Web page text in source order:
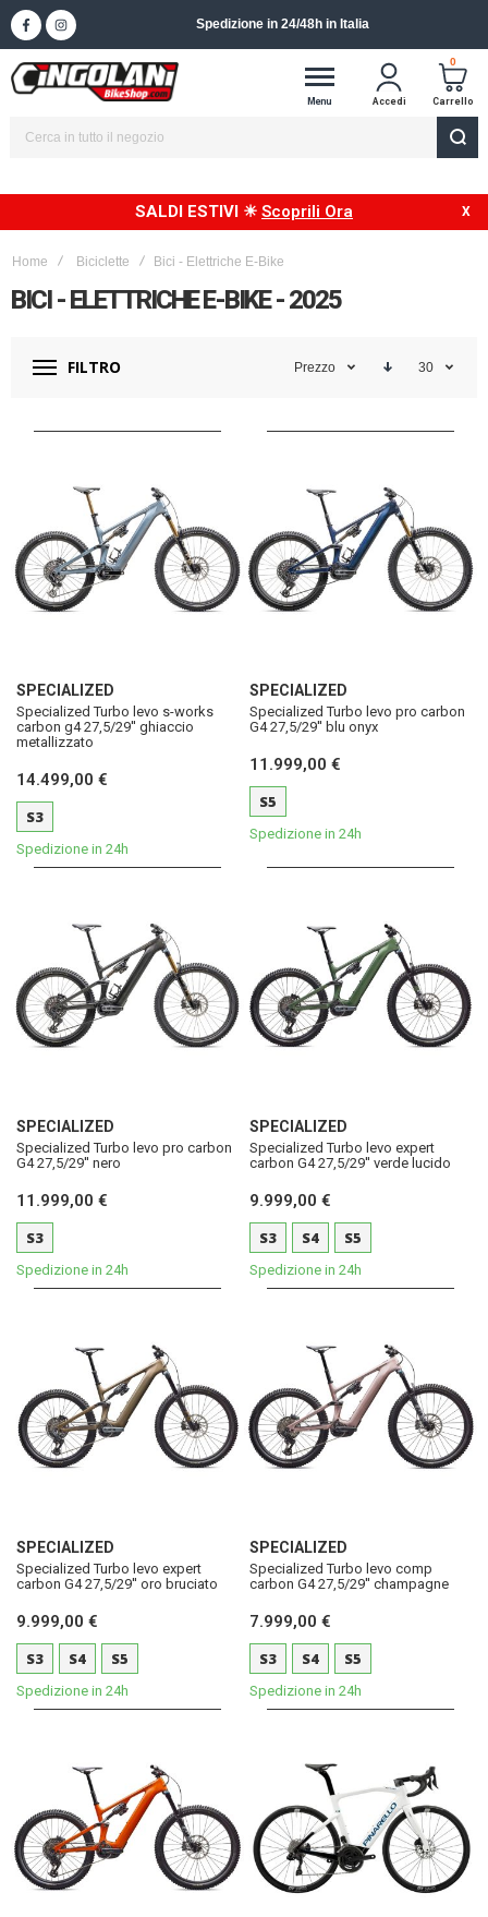
Spedizione in 24/48h in Italia
Menu Accedi
0
Carrello
SALDI ESTIVI ☀ Scoprili Ora
Home Biciclette Bici - Elettriche E-Bike
BICI - ELETTRICHE E-BIKE - 2025
FILTRO Prezzo 30
SPECIALIZED
Specialized Turbo levo s-works
carbon g4 27,5/29'' ghiaccio
metallizzato
14.499,00 €
S3
Spedizione in 24h
SPECIALIZED
Specialized Turbo levo pro carbon
G4 27,5/29'' blu onyx
11.999,00 €
S5
Spedizione in 24h
SPECIALIZED
Specialized Turbo levo pro carbon
G4 27,5/29'' nero
11.999,00 €
S3
Spedizione in 24h
SPECIALIZED
Specialized Turbo levo expert
carbon G4 27,5/29'' verde lucido
9.999,00 €
S3
S4 S5
Spedizione in 24h
SPECIALIZED
Specialized Turbo levo expert
carbon G4 27,5/29'' oro bruciato
9.999,00 €
S3
S4 S5
Spedizione in 24h
SPECIALIZED
Specialized Turbo levo comp
carbon G4 27,5/29'' champagne
7.999,00 €
S3
S4 S5
Spedizione in 24h